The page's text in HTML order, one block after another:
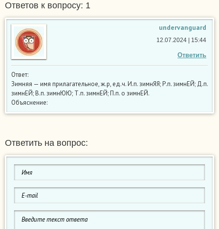
Ответов к вопросу: 1
undervanguard
Ответить
12.07.2024 | 15:44
Ответ:
Зимняя — имя прилагательное, ж.р, ед.ч. И.п. зимнЯЯ; Р.п. зимнЕЙ; Д.п.
зимнЕЙ; В.п. зимнЮЮ; Т.п. зимнЕЙ; П.п. о зимнЕЙ.
Объяснение:
Ответить на вопрос: